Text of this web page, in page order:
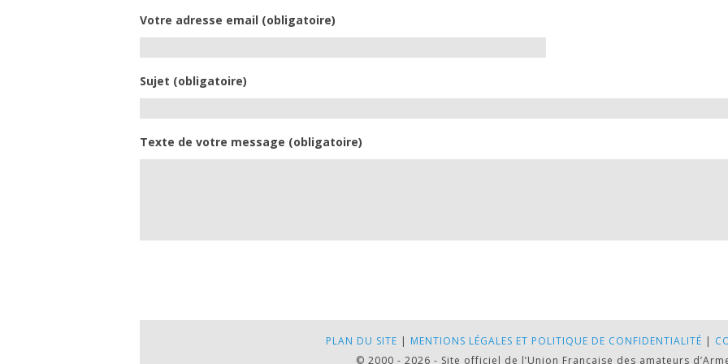
Votre adresse email (obligatoire)
Sujet (obligatoire)
Texte de votre message (obligatoire)
PLAN DU SITE | MENTIONS LÉGALES ET POLITIQUE DE CONFIDENTIALITÉ |
© 2000 - 2026 - Site officiel de l’Union Française des amateurs